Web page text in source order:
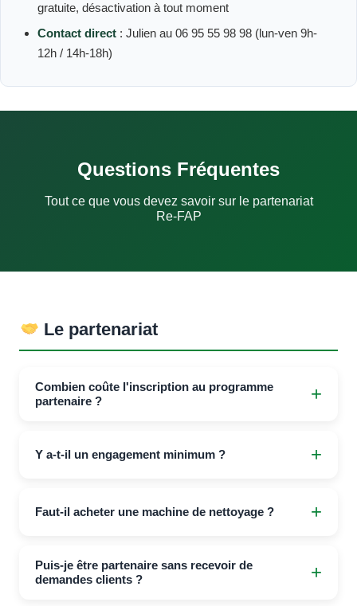
gratuite, désactivation à tout moment
Contact direct : Julien au 06 95 55 98 98 (lun-ven 9h-
12h / 14h-18h)
Questions Fréquentes
Tout ce que vous devez savoir sur le partenariat
Re-FAP
Le partenariat
Combien coûte l'inscription au programme
partenaire ?
les nettoyages effectués, au tarif partenaire.
Y a-t-il un engagement minimum ?
utilisez le service quand vous en avez besoin.
Faut-il acheter une machine de nettoyage ?
utilisez notre technologie sans investir. Vous déposez
le FAP, nous le nettoyons.
Puis-je être partenaire sans recevoir de
demandes clients ?